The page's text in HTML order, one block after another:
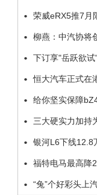
荣威eRX5推7月
柳燕：中汽协将
下订享"岳跃欲
恒大汽车正式在
给你坚实保障
三大硬实力加持
银河L6下线12.8
福特电马最高降
“兔”个好彩头上